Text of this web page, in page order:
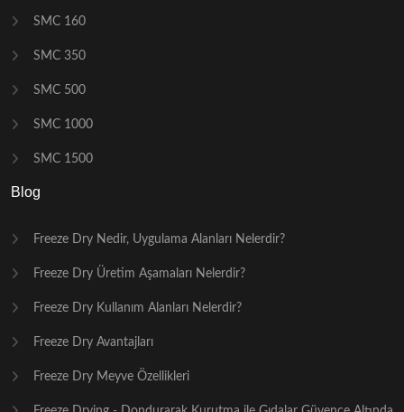
SMC 160
SMC 350
SMC 500
SMC 1000
SMC 1500
Blog
Freeze Dry Nedir, Uygulama Alanları Nelerdir?
Freeze Dry Üretim Aşamaları Nelerdir?
Freeze Dry Kullanım Alanları Nelerdir?
Freeze Dry Avantajları
Freeze Dry Meyve Özellikleri